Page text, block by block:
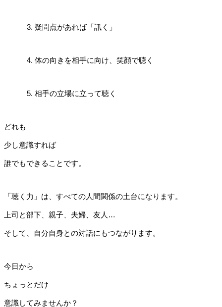
疑問点があれば「訊く」
体の向きを相手に向け、笑顔で聴く
相手の立場に立って聴く
どれも
少し意識すれば
誰でもできることです。
「聴く力」は、すべての人間関係の土台になります。
上司と部下、親子、夫婦、友人…
そして、自分自身との対話にもつながります。
今日から
ちょっとだけ
意識してみませんか？